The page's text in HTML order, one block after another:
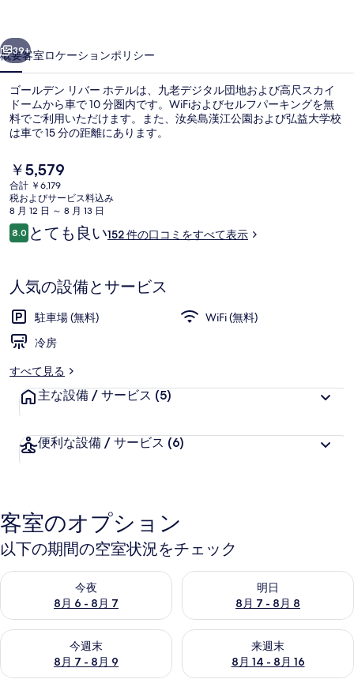
ー
ホ
テ
ル
写
真
ギ
ラ
リ
ー
39+
概要客室ロケーションポリシー
ゴールデン リバー ホテルは、九老デジタル団地および高尺スカイ
ドームから車で 10 分圏内です。WiFiおよびセルフパーキングを無
料でご利用いただけます。また、汝矣島漢江公園および弘益大学校
は車で 15 分の距離にあります。
現
在
の
料
金
は
す
￥5,579
合計 ￥6,179
税およびサービス料込み
8 月 12 日 ～ 8 月 13 日
口
コ
8.010段階中8.0
とても良い152 件の口コミをすべて表示
人気の設備とサービス
駐車場 (無料)
WiFi (無料)
冷房
すべて見る
主な設備 / サービス (5)
便利な設備 / サービス (6)
客室のオプション
以下の期間の空室状況をチェック
今夜
8月 6 - 8月 7
今夜 8月 6 - 8月 7 の空室状況をチェック
明日
8月 7 - 8月 8
明日 8月 7 - 8月 8 の空室状況
今週末
8月 7 - 8月 9
今週末 8月 7 - 8月 9 の空室状況をチェック
来週末
8月 14 - 8月 16
来週末 8月 14 - 8月 16 の空室